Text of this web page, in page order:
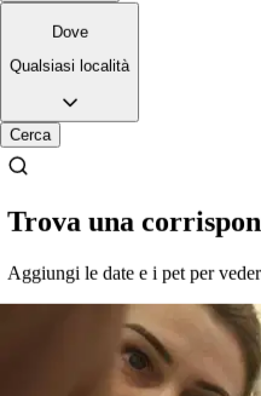
PennyLagotto
Sally e samVolpino di Pomerania
Dove
Qualsiasi località
Cerca
Trova una
Aggiungi le date e i pet per